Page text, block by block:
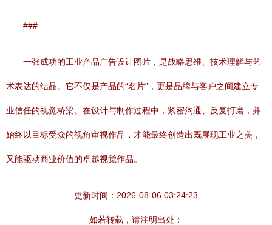
###
一张成功的工业产品广告设计图片，是战略思维、技术理解与艺
术表达的结晶。它不仅是产品的“名片”，更是品牌与客户之间建立专
业信任的视觉桥梁。在设计与制作过程中，紧密沟通、反复打磨，并
始终以目标受众的视角审视作品，才能最终创造出既展现工业之美，
又能驱动商业价值的卓越视觉作品。
更新时间：2026-08-06 03:24:23
如若转载，请注明出处：